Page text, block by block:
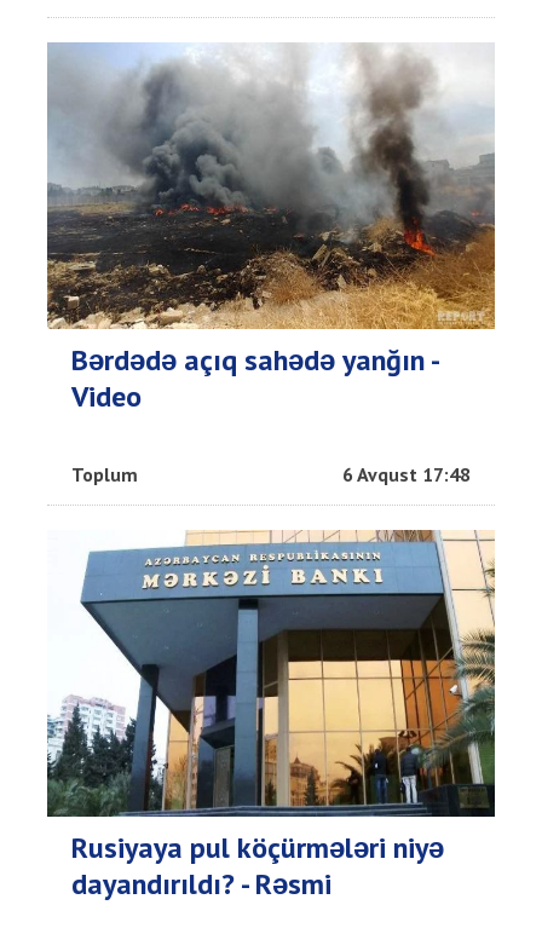
Bərdədə açıq sahədə yanğın -
Video
Toplum 6 Avqust 17:48
Rusiyaya pul köçürmələri niyə
dayandırıldı? - Rəsmi